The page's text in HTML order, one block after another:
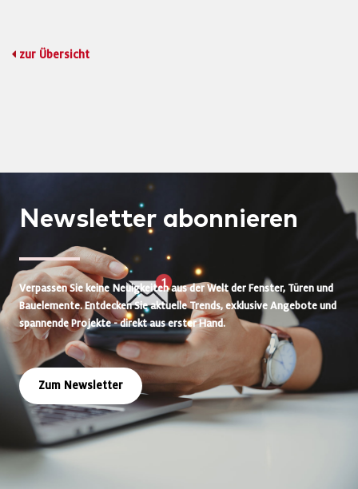
zur Übersicht
Newsletter abonnieren
Verpassen Sie keine Neuigkeiten aus der Welt der Fenster, Türen und
Bauelemente. Entdecken Sie aktuelle Trends, exklusive Angebote und
spannende Projekte - direkt aus erster Hand.
Zum Newsletter